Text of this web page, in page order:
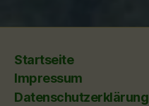
Startseite
Impressum
Datenschutzerklärung